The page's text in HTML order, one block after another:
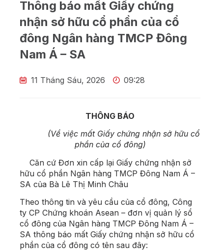
Thông báo mất Giấy chứng
nhận sở hữu cổ phần của cổ
đông Ngân hàng TMCP Đông
Nam Á – SA
11 Tháng Sáu, 2026 09:28
THÔNG BÁO
(Về việc mất Giấy chứng nhận sở hữu cổ
phần của cổ đông)
Căn cứ Đơn xin cấp lại Giấy chứng nhận sở
hữu cổ phần Ngân hàng TMCP Đông Nam Á –
SA của Bà Lê Thị Minh Châu
Theo thông tin và yêu cầu của cổ đông, Công
ty CP Chứng khoán Asean – đơn vị quản lý sổ
cổ đông của Ngân hàng TMCP Đông Nam Á –
SA thông báo mất Giấy chứng nhận sở hữu cổ
phần của cổ đông có tên sau đây: